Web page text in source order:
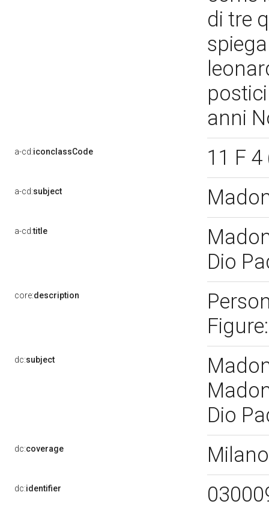
di tre
anni
a-cd:iconclassCode 11 F
a-cd:subject
a-cd:title
Dio
core:description
dc:subject
Dio
dc:coverage
dc:identifier